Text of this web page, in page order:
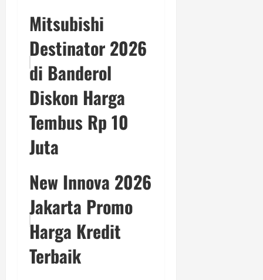
Mitsubishi
Destinator 2026
di Banderol
Diskon Harga
Tembus Rp 10
Juta
New Innova 2026
Jakarta Promo
Harga Kredit
Terbaik